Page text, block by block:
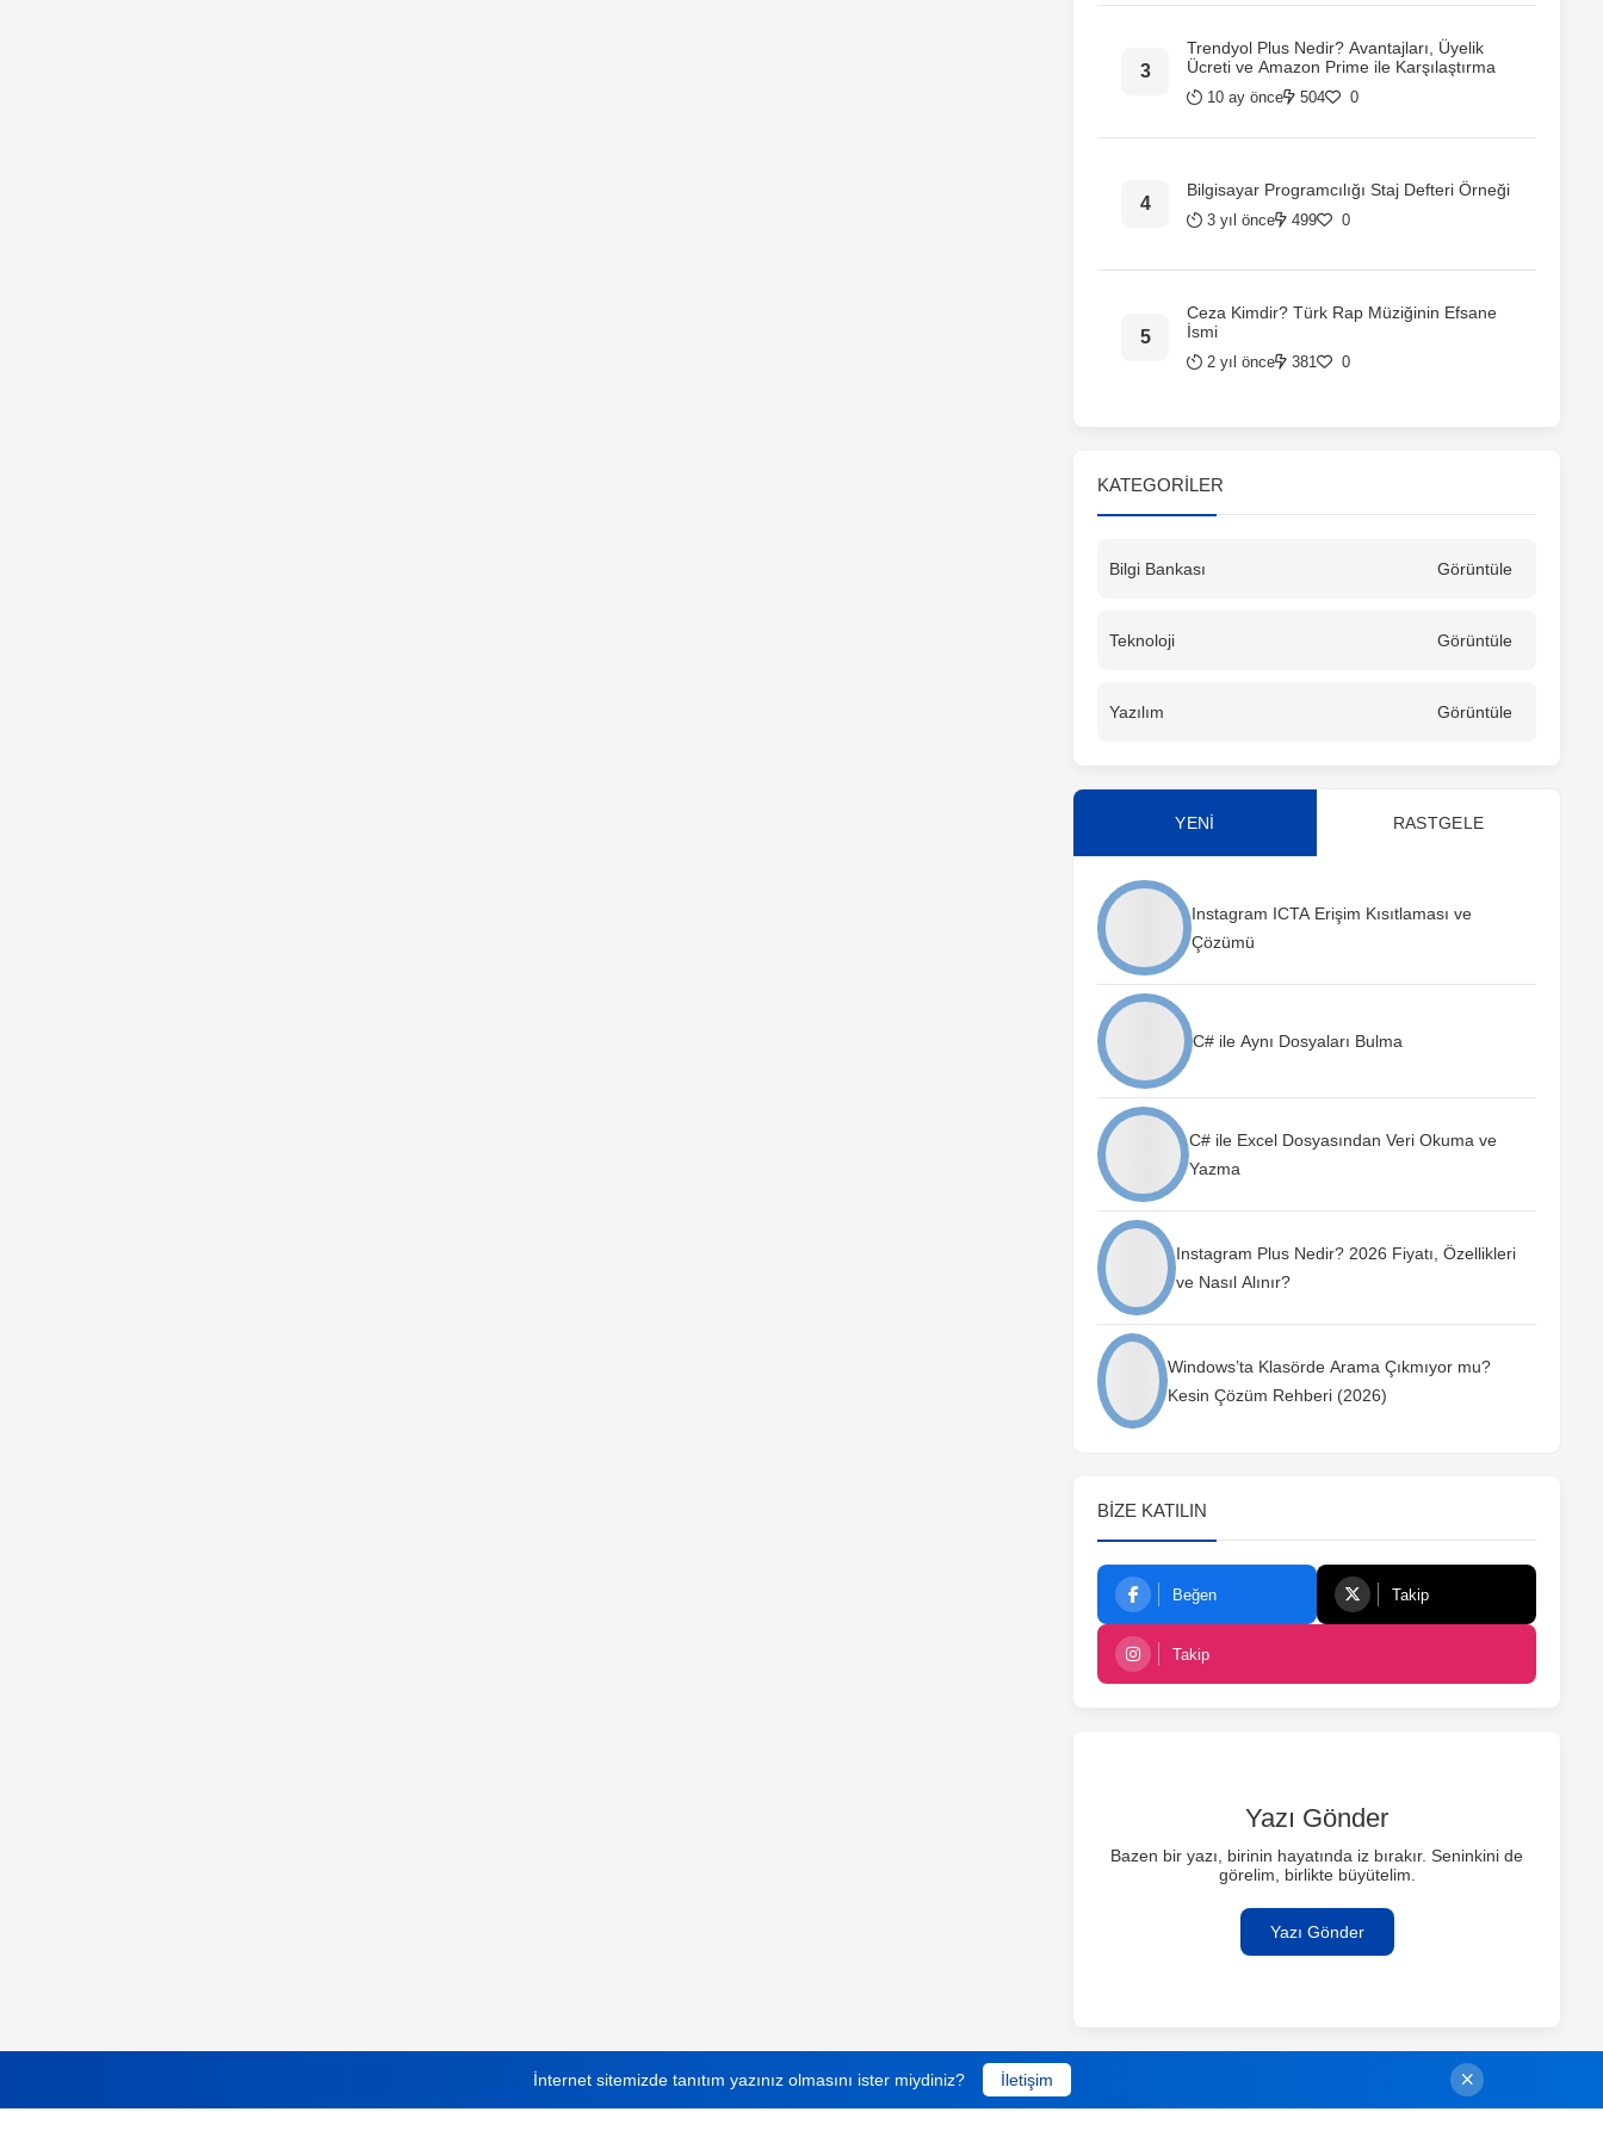
Trendyol Plus Nedir? Avantajları, Üyelik
Ücreti ve Amazon Prime ile Karşılaştırma
10 ay önce 504 0
Bilgisayar Programcılığı Staj Defteri Örneği
3 yıl önce 499 0
Ceza Kimdir? Türk Rap Müziğinin Efsane
İsmi
2 yıl önce 381 0
KATEGORILER
Bilgi Bankası Görüntüle
Teknoloji Görüntüle
Yazılım Görüntüle
YENİ RASTGELE
Instagram ICTA Erişim Kısıtlaması ve
Çözümü
C# ile Aynı Dosyaları Bulma
C# ile Excel Dosyasından Veri Okuma ve
Yazma
Instagram Plus Nedir? 2026 Fiyatı, Özellikleri
ve Nasıl Alınır?
Windows’ta Klasörde Arama Çıkmıyor mu?
Kesin Çözüm Rehberi (2026)
BIZE KATILIN
Beğen Takip
Takip
Yazı Gönder
Bazen bir yazı, birinin hayatında iz bırakır. Seninkini de
görelim, birlikte büyütelim.
Yazı Gönder
İnternet sitemizde tanıtım yazınız olmasını ister miydiniz? İletişim